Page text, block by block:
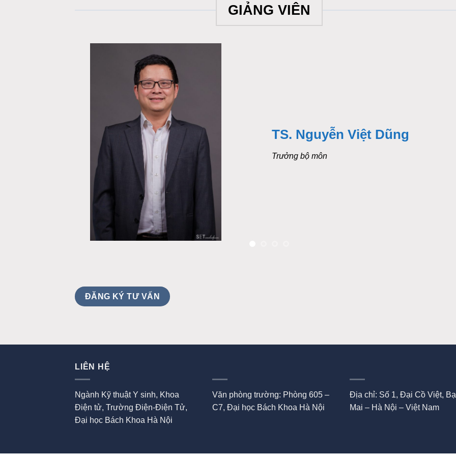
GIẢNG VIÊN
TS. Nguyễn Việt Dũng
Trưởng bộ môn
ĐĂNG KÝ TƯ VẤN
LIÊN HỆ
Ngành Kỹ thuật Y sinh, Khoa
Điện tử, Trường Điện-Điện Tử,
Đại học Bách Khoa Hà Nội
Văn phòng trường: Phòng 605 –
C7, Đại học Bách Khoa Hà Nội
Địa chỉ: Số 1, Đại Cồ Việt,
Mai – Hà Nội – Việt Nam